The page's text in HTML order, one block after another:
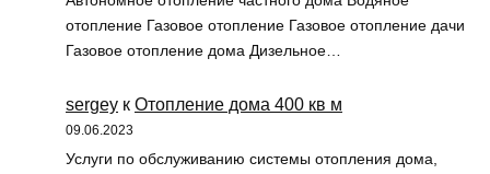
отопление Газовое отопление Газовое отопление дачи
Газовое отопление дома Дизельное…
sergey к Отопление дома 400 кв м
09.06.2023
Услуги по обслуживанию системы отопления дома,